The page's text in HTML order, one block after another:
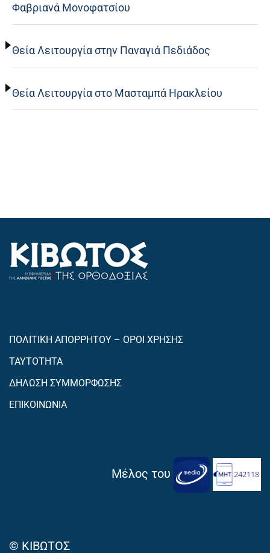
Φαβριανά Μονοφατσίου
Θεία Λειτουργία στην Παναγιά Πεδιάδος
Θεία Λειτουργία στο Μασταμπά Ηρακλείου
ΠΟΛΙΤΙΚΗ ΑΠΟΡΡΗΤΟΥ – ΟΡΟΙ ΧΡΗΣΗΣ
ΤΑΥΤΟΤΗΤΑ
ΔΗΛΩΣΗ ΣΥΜΜΟΡΦΩΣΗΣ
ΕΠΙΚΟΙΝΩΝΙΑ
Μέλος του
© ΚΙΒΩΤΟΣ